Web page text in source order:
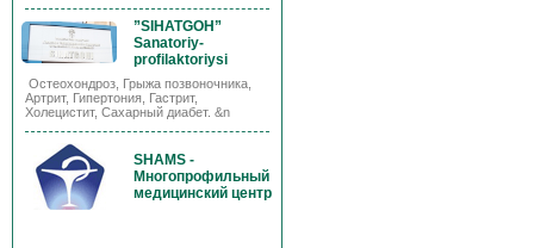
”SIHATGOH”
Sanatoriy-
profilaktoriysi
Остеохондроз, Грыжа позвоночника,
Артрит, Гипертония, Гастрит,
Холецистит, Сахарный диабет. &n
SHAMS -
Многопрофильный
медицинский центр